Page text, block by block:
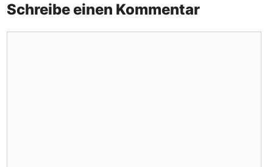
Schreibe einen Kommentar